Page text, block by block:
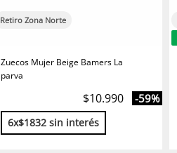
Retiro Zona Norte
Zuecos Mujer Beige Bamers La
parva
$10.990 -59%
6x$1832 sin interés